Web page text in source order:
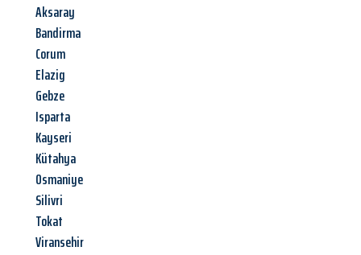
Aksaray
Bandirma
Corum
Elazig
Gebze
Isparta
Kayseri
Kütahya
Osmaniye
Silivri
Tokat
Viransehir